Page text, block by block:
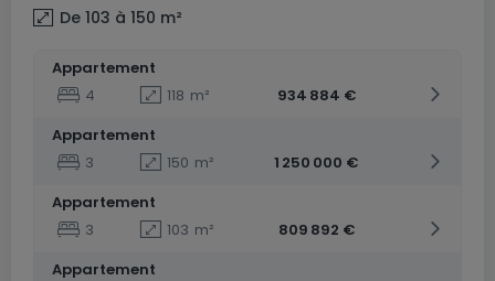
De 103 à 150 m²
Appartement
4
118 m²
934 884 €
Appartement
3
150 m²
1 250 000 €
Appartement
3
103 m²
809 892 €
Appartement